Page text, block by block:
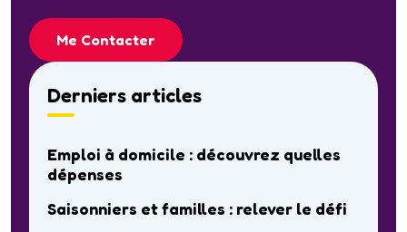
Me Contacter
Derniers articles
Emploi à domicile : découvrez quelles
dépenses
Saisonniers et familles : relever le défi